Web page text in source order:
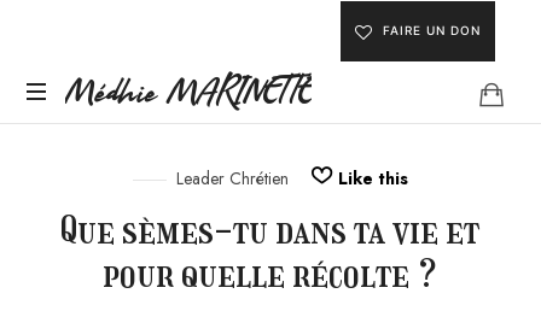
FAIRE UN DON
Médhie
Médhie MARINETTE
-
ÉQUIPER
Leader Chrétien Like this
Que sèmes-tu dans ta vie et
pour quelle récolte ?